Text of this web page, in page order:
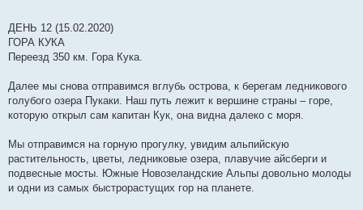
ДЕНЬ 12 (15.02.2020)
ГОРА КУКА
Переезд 350 км. Гора Кука.
Далее мы снова отправимся вглубь острова, к берегам ледникового
голубого озера Пукаки. Наш путь лежит к вершине страны – горе,
которую открыл сам капитан Кук, она видна далеко с моря.
Мы отправимся на горную прогулку, увидим альпийскую
растительность, цветы, ледниковые озера, плавучие айсберги и
подвесные мосты. Южные Новозеландские Альпы довольно молоды
и одни из самых быстрорастущих гор на планете.